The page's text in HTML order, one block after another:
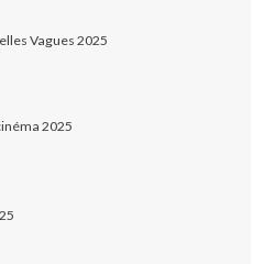
Vagues 2025
2025